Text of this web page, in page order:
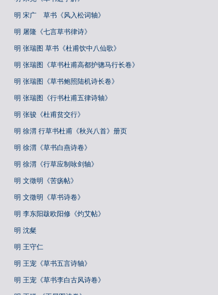
明 宋广 草书《风入松词轴》
明 屠隆《七言草书律诗》
明 张瑞图 草书《杜甫饮中八仙歌》
明 张瑞图《草书杜甫高都护骢马行长卷》
明 张瑞图《草书鲍照陆机诗长卷》
明 张瑞图《行书杜甫五律诗轴》
明 张骏《杜甫贫交行》
明 徐渭 行草书杜甫《秋兴八首》册页
明 徐渭《草书白燕诗卷》
明 徐渭《行草应制咏剑轴》
明 文徵明《苦疡帖》
明 文徵明《草书诗卷》
明 李东阳跋欧阳修《灼艾帖》
明 沈粲
明 王守仁
明 王宠《草书五言诗轴》
明 王宠《草书李白古风诗卷》